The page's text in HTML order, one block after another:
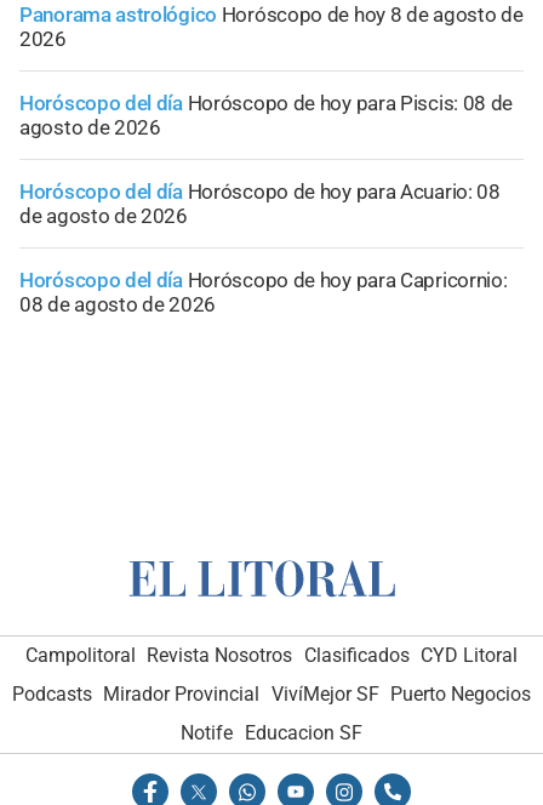
Panorama astrológico Horóscopo de hoy 8 de agosto de
2026
Horóscopo del día Horóscopo de hoy para Piscis: 08 de
agosto de 2026
Horóscopo del día Horóscopo de hoy para Acuario: 08
de agosto de 2026
Horóscopo del día Horóscopo de hoy para Capricornio:
08 de agosto de 2026
Campolitoral Revista Nosotros Clasificados CYD Litoral
Podcasts Mirador Provincial VivíMejor SF Puerto Negocios
Notife Educacion SF